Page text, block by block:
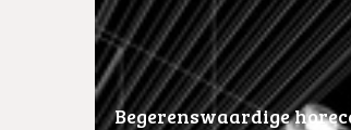
Begerenswaardige